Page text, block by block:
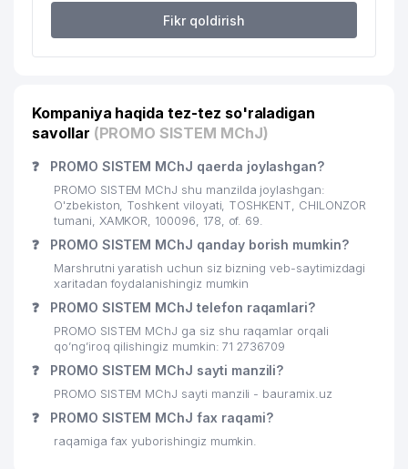
Fikr qoldirish
Kompaniya haqida tez-tez so'raladigan
savollar (PROMO SISTEM MChJ)
❓ PROMO SISTEM MChJ qaerda joylashgan?
PROMO SISTEM MChJ shu manzilda joylashgan:
O'zbekiston, Toshkent viloyati, TOSHKENT, CHILONZOR
tumani, XAMKOR, 100096, 178, of. 69.
❓ PROMO SISTEM MChJ qanday borish mumkin?
Marshrutni yaratish uchun siz bizning veb-saytimizdagi
xaritadan foydalanishingiz mumkin
❓ PROMO SISTEM MChJ telefon raqamlari?
PROMO SISTEM MChJ ga siz shu raqamlar orqali
qo’ng’iroq qilishingiz mumkin: 71 2736709
❓ PROMO SISTEM MChJ sayti manzili?
PROMO SISTEM MChJ sayti manzili - bauramix.uz
❓ PROMO SISTEM MChJ fax raqami?
raqamiga fax yuborishingiz mumkin.